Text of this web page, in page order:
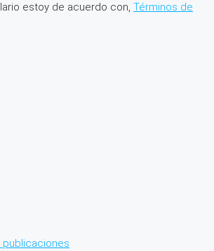
estoy de acuerdo con, Términos de